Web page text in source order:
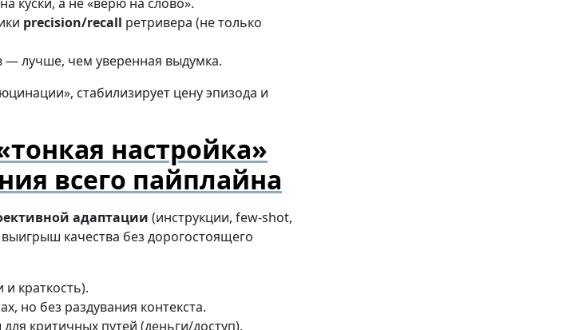
precision/recall ретривера (не только
— лучше, чем уверенная выдумка.
стабилизирует цену эпизода и
настройка»
всего пайплайна
адаптации (инструкции, few-shot,
качества без дорогостоящего
и краткость).
но без раздувания контекста.
критичных путей (деньги/доступ).